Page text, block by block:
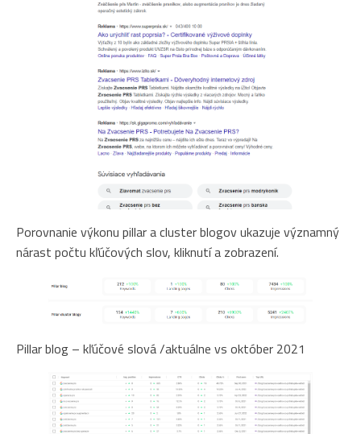
Porovnanie výkonu pillar a cluster blogov ukazuje významný
nárast počtu kľúčových slov, kliknutí a zobrazení.
Pillar blog – kľúčové slová /aktuálne vs október 2021